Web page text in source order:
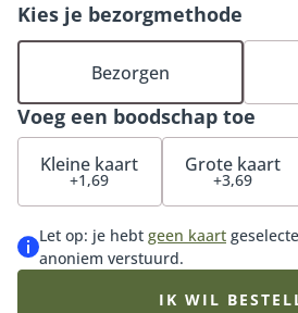
stijl in combinatie met dagverse
maakt van dit boeket een ware
bijzondere manier om iemands
Voeg een boodschap toe
Kleine kaart
+1,69
Grote kaart
+3,69
Let op: je hebt geen kaart
anoniem verstuurd.
Kies je bezorgmethode
Bezorgen
IK WIL